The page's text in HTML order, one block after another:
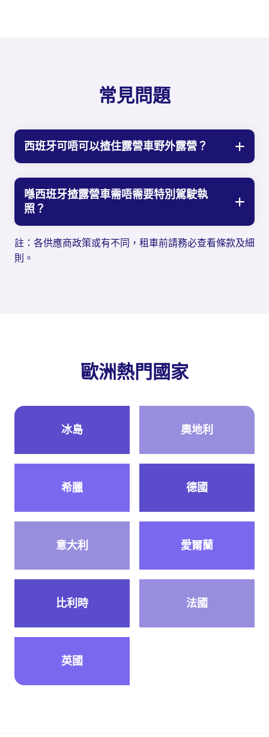
常見問題
西班牙可唔可以揸住露營車野外露營？
喺西班牙揸露營車需唔需要特別駕駛執
照？
註：各供應商政策或有不同，租車前請務必查看條款及細
則。
歐洲熱門國家
冰島 奧地利
希臘 德國
意大利 愛爾蘭
比利時 法國
英國